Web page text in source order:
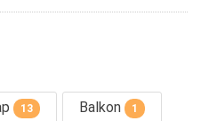
13 Balkon 1